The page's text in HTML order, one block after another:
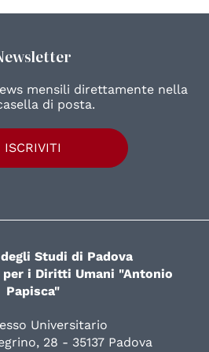
mensili direttamente nella
di posta.
ISCRIVITI
Studi di Padova
i Diritti Umani "Antonio
Papisca"
Universitario
28 - 35137 Padova